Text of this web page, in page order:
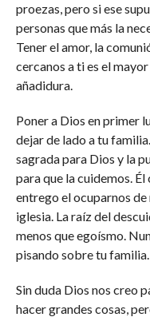
proezas, pero si ese
personas que más la
Tener el amor, la
cercanos a ti es el
añadidura.
Poner a Dios en primer
dejar de lado a tu
sagrada para Dios y la
para que la cuidemos.
entrego el ocuparnos de
iglesia. La raíz del
menos que egoísmo.
pisando sobre tu familia.
Sin duda Dios nos creo
hacer grandes cosas,